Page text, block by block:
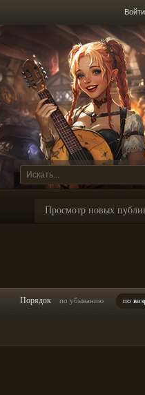
Войти
Просмотр новых
Порядок по убыванию по